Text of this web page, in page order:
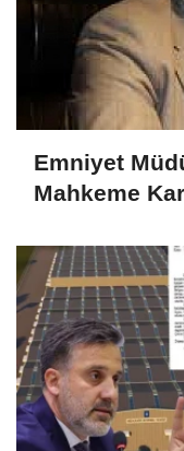
Emniyet
Mahkeme